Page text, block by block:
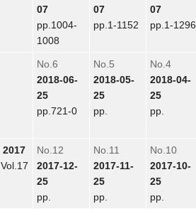
07
pp.1004-
1008
07
pp.1-1152
07
pp.1-1296
No.6
2018-06-
25
pp.721-0
No.5
2018-05-
25
pp.
No.4
2018-04-
25
pp.
2017
Vol.17
No.12
2017-12-
25
pp.
No.11
2017-11-
25
pp.
No.10
2017-10-
25
pp.